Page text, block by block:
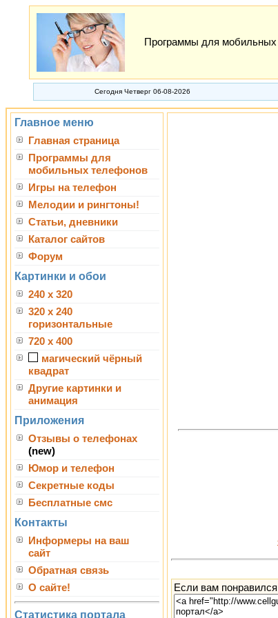
Программы для мобильных
Сегодня Четверг 06-08-2026
Главное меню
Главная страница
Программы для
мобильных телефонов
Игры на телефон
Мелодии и рингтоны!
Статьи, дневники
Каталог сайтов
Форум
Картинки и обои
240 x 320
320 x 240
горизонтальные
720 x 400
магический чёрный
квадрат
Другие картинки и
анимация
Приложения
Отзывы о телефонах
(new)
Юмор и телефон
Секретные коды
Бесплатные смс
Контакты
Информеры на ваш
сайт
Обратная связь
О сайте!
Статистика портала
Если вам